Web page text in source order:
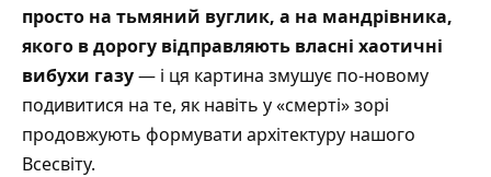
просто на тьмяний вуглик, а на мандрівника,
якого в дорогу відправляють власні хаотичні
вибухи газу— і ця картина змушує по-новому
подивитися на те, як навіть у «смерті» зорі
продовжують формувати архітектуру нашого
Всесвіту.